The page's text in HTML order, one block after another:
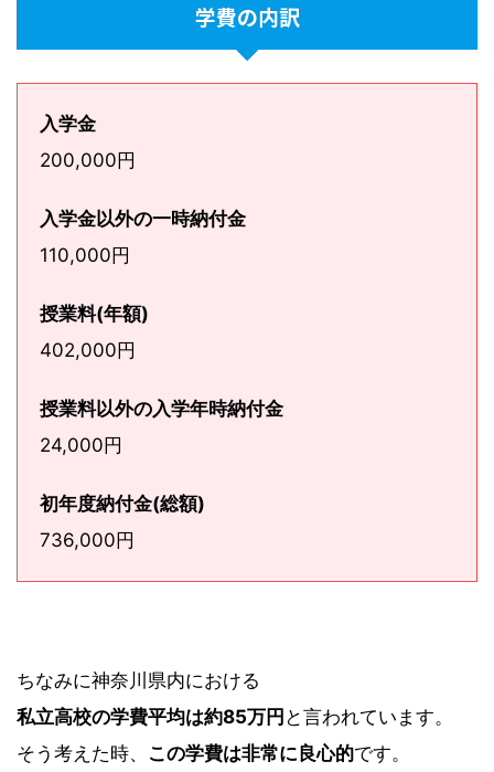
学費の内訳
入学金
200,000円
入学金以外の一時納付金
110,000円
授業料(年額)
402,000円
授業料以外の入学年時納付金
24,000円
初年度納付金(総額)
736,000円
ちなみに神奈川県内における
私立高校の学費平均は約85万円 と言われています。
そう考えた時、 この学費は非常に良心的です。